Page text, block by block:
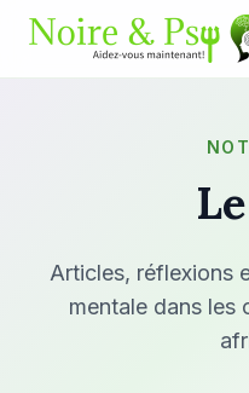
Articles, réflexions
mentale dans les